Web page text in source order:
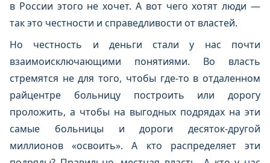
в России этого не хочет. А вот чего хотят люди —
так это честности и справедливости от властей.
Но честность и деньги стали у нас почти
взаимоисключающими понятиями. Во власть
стремятся не для того, чтобы где-то в отдаленном
райцентре больницу построить или дорогу
проложить, а чтобы на выгодных подрядах на эти
самые больницы и дороги десяток-другой
миллионов «освоить». А кто распределяет эти